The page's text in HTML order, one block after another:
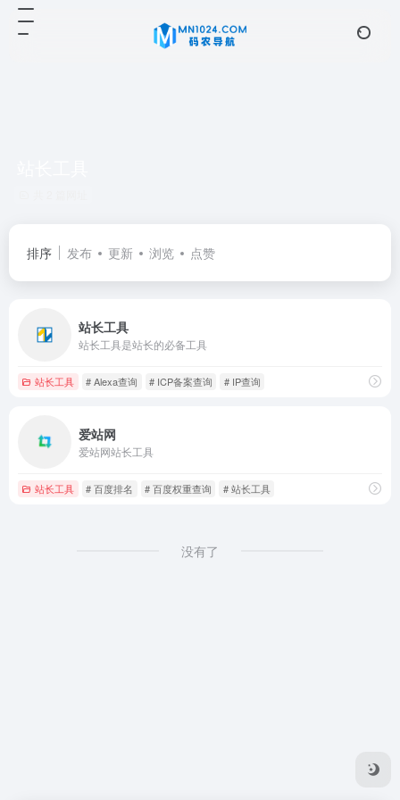
排序 发布 更新 浏览 点赞
站长工具
站长工具是站长的必备工具
站长工具 # Alexa查询 # ICP备案查询 # IP查询
爱站网
爱站网站长工具
站长工具 # 百度排名 # 百度权重查询 # 站长工具
没有了